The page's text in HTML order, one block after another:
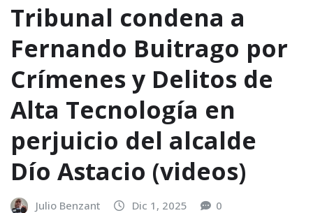
Tribunal condena a
Fernando Buitrago por
Crímenes y Delitos de
Alta Tecnología en
perjuicio del alcalde
Dío Astacio (videos)
Julio Benzant Dic 1, 2025 0